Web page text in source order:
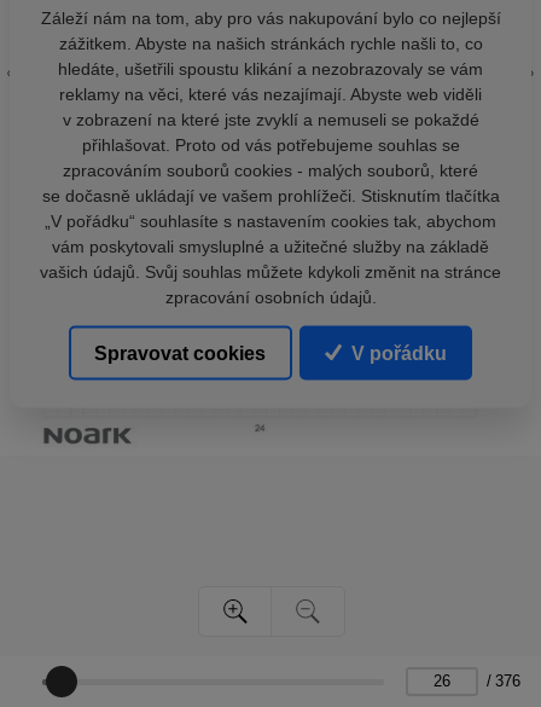
/ 376
Záleží nám na tom, aby pro vás nakupování bylo co nejlepší
zážitkem. Abyste na našich stránkách rychle našli to, co
hledáte, ušetřili spoustu klikání a nezobrazovaly se vám
reklamy na věci, které vás nezajímají. Abyste web viděli
v zobrazení na které jste zvyklí a nemuseli se pokaždé
přihlašovat. Proto od vás potřebujeme souhlas se
zpracováním souborů cookies - malých souborů, které
se dočasně ukládají ve vašem prohlížeči. Stisknutím tlačítka
„V pořádku“ souhlasíte s nastavením cookies tak, abychom
vám poskytovali smysluplné a užitečné služby na základě
vašich údajů. Svůj souhlas můžete kdykoli změnit na stránce
zpracování osobních údajů.
Spravovat cookies V pořádku